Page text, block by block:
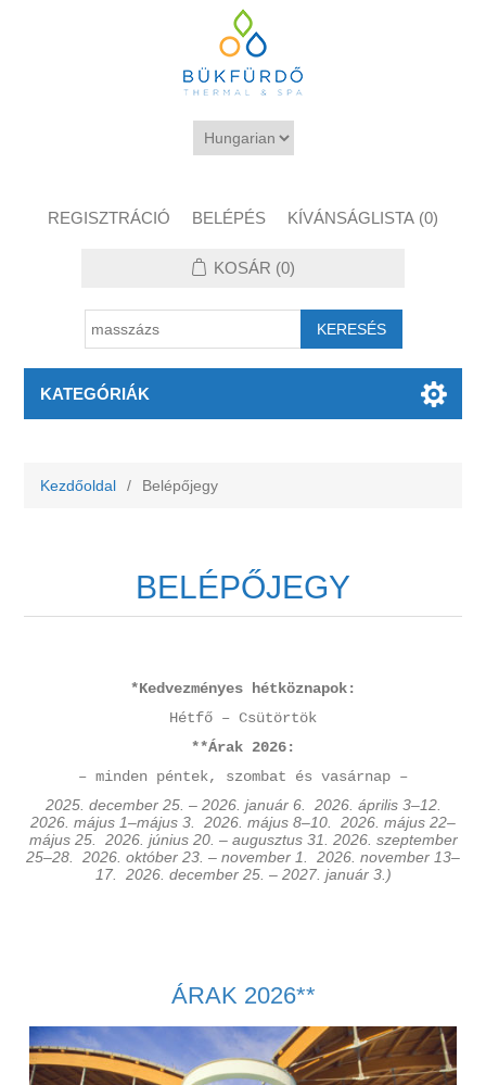
REGISZTRÁCIÓ BELÉPÉS KÍVÁNSÁGLISTA (0)
KOSÁR (0)
KATEGÓRIÁK
Kezdőoldal / Belépőjegy
BELÉPŐJEGY
*Kedvezményes hétköznapok:
Hétfő – Csütörtök
**Árak 2026:
– minden péntek, szombat és vasárnap –
2025. december 25. – 2026. január 6. 2026. április 3–12.
2026. május 1–május 3. 2026. május 8–10. 2026. május 22–
május 25. 2026. június 20. – augusztus 31. 2026. szeptember
25–28. 2026. október 23. – november 1. 2026. november 13–
17. 2026. december 25. – 2027. január 3.)
ÁRAK 2026**